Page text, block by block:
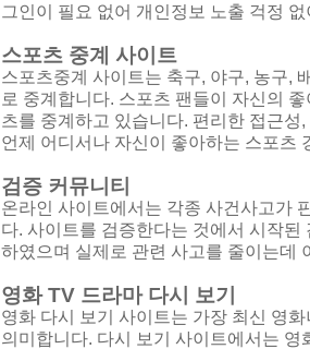
그인이 필요 없어 개인정보 노출 걱정
스포츠 중계 사이트
스포츠중계 사이트는 축구, 야구, 농구,
로 중계합니다. 스포츠 팬들이 자신의
츠를 중계하고 있습니다. 편리한 접근
언제 어디서나 자신이 좋아하는 스포츠
검증 커뮤니티
온라인 사이트에서는 각종 사건사고가
다. 사이트를 검증한다는 것에서 시작
하였으며 실제로 관련 사고를 줄이는데
영화 TV 드라마 다시 보기
영화 다시 보기 사이트는 가장 최신 영
의미합니다. 다시 보기 사이트에서는 영